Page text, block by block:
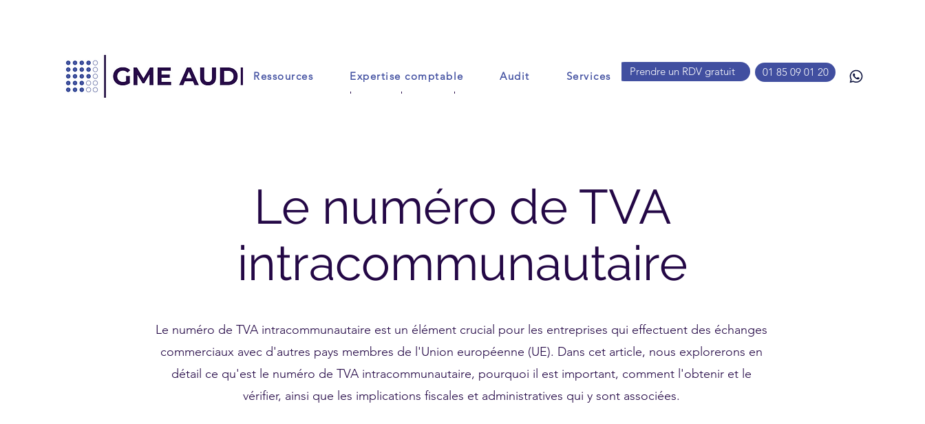
Accueil Contact Plus
Prendre un RDV gratuit 01 85 09 01 20
Ressources Expertise comptable Audit Services
Le numéro de TVA
intracommunautaire
Le numéro de TVA intracommunautaire est un élément crucial pour les entreprises qui effectuent des échanges
commerciaux avec d'autres pays membres de l'Union européenne (UE). Dans cet article, nous explorerons en
détail ce qu'est le numéro de TVA intracommunautaire, pourquoi il est important, comment l'obtenir et le
vérifier, ainsi que les implications fiscales et administratives qui y sont associées.